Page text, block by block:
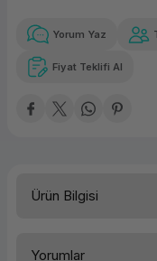
Güvenilir Alışveriş
Kolay iade imkanı
Yorum Yaz
Fiyat Teklifi Al
Ürün Bilgisi
İşletim Sistemi:Ubuntu Linux
Yorumlar